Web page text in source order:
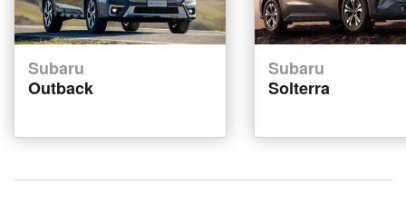
Subaru
Outback
Subaru
Solterra